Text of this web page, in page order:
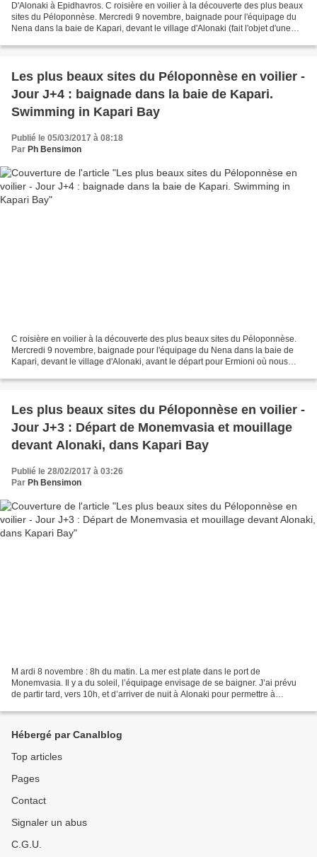
D'Alonaki à Epidhavros. C roisière en voilier à la découverte des plus beaux
sites du Péloponnèse. Mercredi 9 novembre, baignade pour l'équipage du
Nena dans la baie de Kapari, devant le village d'Alonaki (fait l'objet d'une
Les plus beaux sites du Péloponnèse en voilier -
Jour J+4 : baignade dans la baie de Kapari.
Swimming in Kapari Bay
Publié le 05/03/2017 à 08:18
Par Ph Bensimon
C roisière en voilier à la découverte des plus beaux sites du Péloponnèse.
Mercredi 9 novembre, baignade pour l'équipage du Nena dans la baie de
Kapari, devant le village d'Alonaki, avant le départ pour Ermioni où nous
Les plus beaux sites du Péloponnèse en voilier -
Jour J+3 : Départ de Monemvasia et mouillage
devant Alonaki, dans Kapari Bay
Publié le 28/02/2017 à 03:26
Par Ph Bensimon
M ardi 8 novembre : 8h du matin. La mer est plate dans le port de
Monemvasia. Il y a du soleil, l’équipage envisage de se baigner. J’ai prévu
de partir tard, vers 10h, et d’arriver de nuit à Alonaki pour permettre à
Hébergé par Canalblog
Top articles
Pages
Contact
Signaler un abus
C.G.U.